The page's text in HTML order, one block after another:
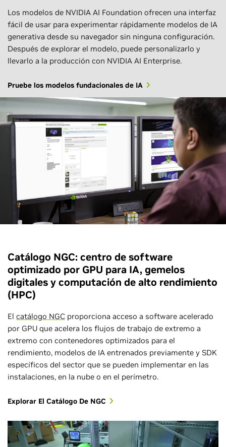
Los modelos de NVIDIA AI Foundation ofrecen una interfaz
fácil de usar para experimentar rápidamente modelos de IA
generativa desde su navegador sin ninguna configuración.
Después de explorar el modelo, puede personalizarlo y
llevarlo a la producción con NVIDIA AI Enterprise.
Pruebe los modelos fundacionales de IA
Catálogo NGC: centro de software
optimizado por GPU para IA, gemelos
digitales y computación de alto rendimiento
(HPC)
El catálogo NGC proporciona acceso a software acelerado
por GPU que acelera los flujos de trabajo de extremo a
extremo con contenedores optimizados para el
rendimiento, modelos de IA entrenados previamente y SDK
específicos del sector que se pueden implementar en las
instalaciones, en la nube o en el perímetro.
Explorar El Catálogo De NGC